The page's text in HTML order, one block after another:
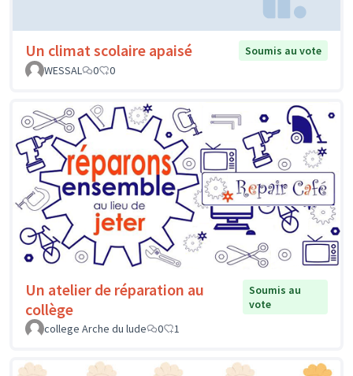
Un climat scolaire apaisé
Soumis au vote
WESSAL
0 0
Un atelier de réparation au
collège
Soumis au
vote
college Arche du lude
0 1